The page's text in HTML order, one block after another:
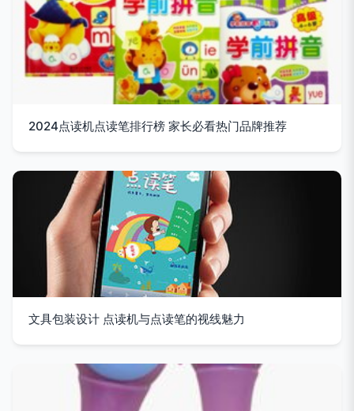
2024点读机点读笔排行榜 家长必看热门品牌推荐
文具包装设计 点读机与点读笔的视线魅力